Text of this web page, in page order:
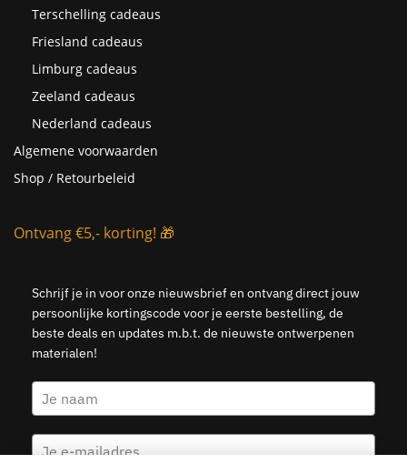
Terschelling cadeaus
Friesland cadeaus
Limburg cadeaus
Zeeland cadeaus
Nederland cadeaus
Algemene voorwaarden
Shop / Retourbeleid
Ontvang €5,- korting! 🎁
Schrijf je in voor onze nieuwsbrief en ontvang direct jouw
persoonlijke kortingscode voor je eerste bestelling, de
beste deals en updates m.b.t. de nieuwste ontwerpenen
materialen!